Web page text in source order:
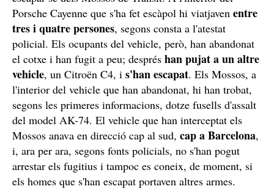
Porsche Cayenne que s'ha fet escàpol hi viatjaven entre
tres i quatre persones, segons consta a l'atestat
policial. Els ocupants del vehicle, però, han abandonat
el cotxe i han fugit a peu; després han pujat a un altre
vehicle, un Citroën C4, i s'han escapat. Els Mossos, a
l'interior del vehicle que han abandonat, hi han trobat,
segons les primeres informacions, dotze fusells d'assalt
del model AK-74. El vehicle que han interceptat els
Mossos anava en direcció cap al sud, cap a Barcelona,
i, ara per ara, segons fonts policials, no s'han pogut
arrestar els fugitius i tampoc es coneix, de moment, si
els homes que s'han escapat portaven altres armes.